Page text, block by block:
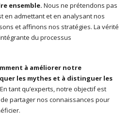
ensemble. Nous ne prétendons pas
en admettant et en analysant nos
et affinons nos stratégies. La vérité
du processus
à améliorer notre
les mythes et à distinguer les
En tant qu’experts, notre objectif est
partager nos connaissances pour